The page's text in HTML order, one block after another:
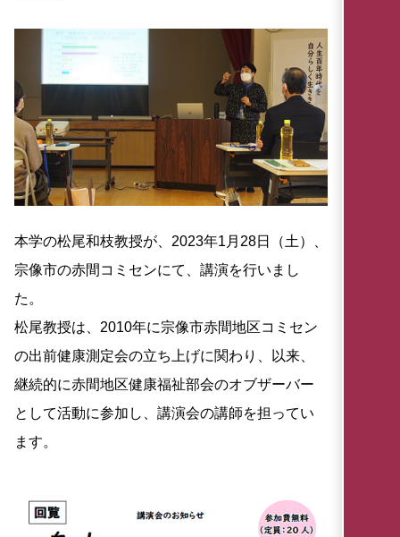
本学の松尾和枝教授が、2023年1月28日（土）、
宗像市の赤間コミセンにて、講演を行いまし
た。
松尾教授は、2010年に宗像市赤間地区コミセン
の出前健康測定会の立ち上げに関わり、以来、
継続的に赤間地区健康福祉部会のオブザーバー
として活動に参加し、講演会の講師を担ってい
ます。